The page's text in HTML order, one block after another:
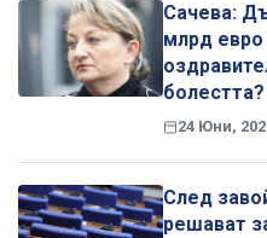
Сачева:
млрд
болестта?
24 Юни,
След
решават